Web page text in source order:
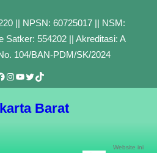
|| NPSN: 60725017 || NSM:
Satker: 554202 || Akreditasi: A
104/BAN-PDM/SK/2024
Instagram
YouTube
Twitter
TikTok
Barat
Website ini